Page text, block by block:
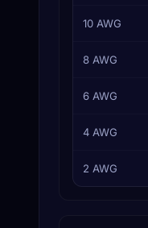
10 AWG
8 AWG
6 AWG
4 AWG
2 AWG